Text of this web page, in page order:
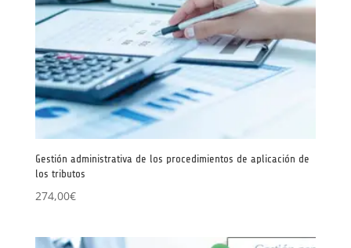
Gestión administrativa de los procedimientos de aplicación de
los tributos
274,00€